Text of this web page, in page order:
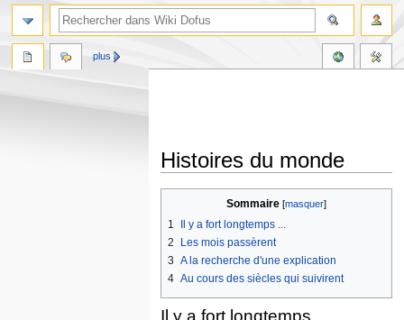
Histoires du monde
navigation
recherche
Sommaire
1
Il y a fort longtemps ...
2
Les mois passèrent
3 A la recherche d'une explication
4 Au cours des siècles qui suivirent
Il y a fort longtemps ...
plus